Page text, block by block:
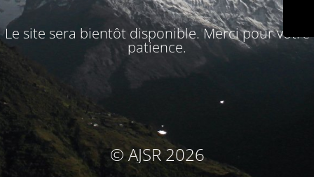
Le site sera bientôt disponible. Merci pour votre
patience.
© AJSR 2026